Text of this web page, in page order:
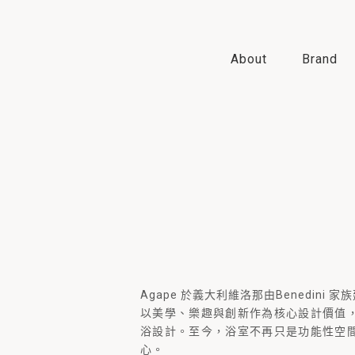
About Brand
Agape 於義大利維洛那由Benedini 家
以美學、樂趣與創新作為核心設計價值
浴設計。至今，浴室不再只是功能性空
心。